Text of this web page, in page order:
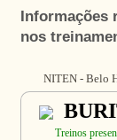
Informações
nos
NITEN - Belo
Treinos